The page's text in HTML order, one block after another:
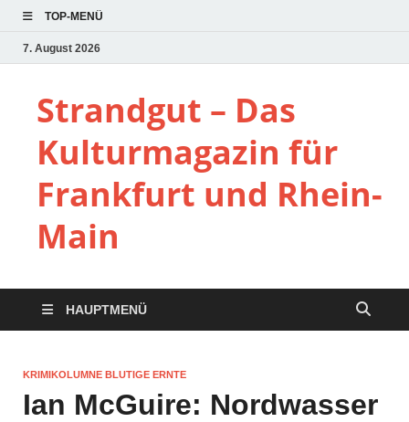
TOP-MENÜ
7. August 2026
Strandgut – Das
Kulturmagazin für
Frankfurt und Rhein-
Main
HAUPTMENÜ
KRIMIKOLUMNE BLUTIGE ERNTE
Ian McGuire: Nordwasser